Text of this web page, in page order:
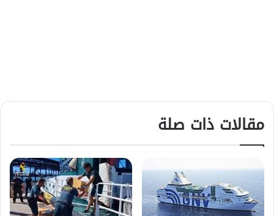
مقالات ذات صلة